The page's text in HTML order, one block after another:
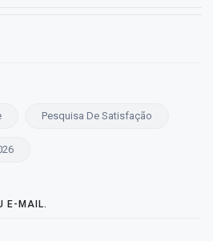
Pesquisa De Satisfação
E-MAIL.